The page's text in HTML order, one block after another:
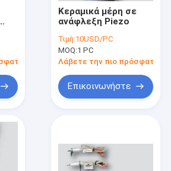
μέρη
macor κεραμικό
του πυριτίου
τιμή
Κεραμικά μέρη σε
ανάφλεξη Piezo
Τιμή:10USD/PC
MOQ:1 PC
Λάβετε την πιο πρόσφατη
Επικοινωνήστε